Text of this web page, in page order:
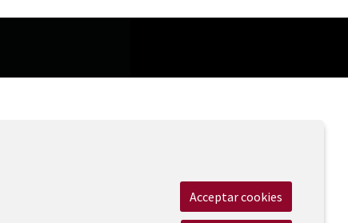
Acceptar cookies